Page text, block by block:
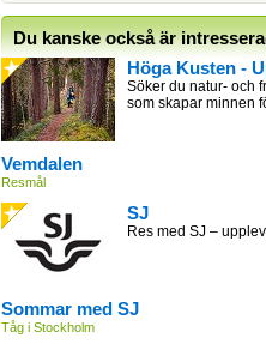
Du kanske också är
Höga Kusten -
Söker du natur- och
som skapar minnen
Vemdalen
Resmål
SJ
Res med SJ –
Sommar med SJ
Tåg i Stockholm